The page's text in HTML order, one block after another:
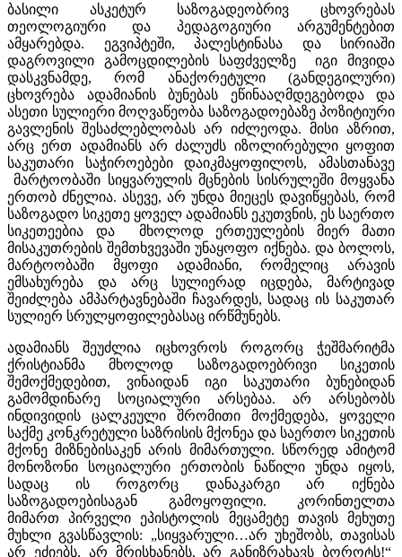
ბასილი ასკეტურ საზოგადეობრივ ცხოვრებას
თეოლოგიური და პედაგოგიური არგუმენტებით
ამყარებდა. ეგვიპტეში, პალესტინასა და სირიაში
დაგროვილი გამოცდილების საფძველზე იგი მივიდა
დასკვნამდე, რომ ანაქორეტული (განდეგილური)
ცხოვრება ადამიანის ბუნებას ეწინააღმდეგებოდა და
ასეთი სულიერი მოღვაწეობა საზოგადოებაზე პოზიტიური
გავლენის შესაძლებლობას არ იძლეოდა. მისი აზრით,
არც ერთ ადამიანს არ ძალუძს იზოლირებული ყოფით
საკუთარი საჭიროებები დაიკმაყოფილოს, ამასთანავე
მარტოობაში სიყვარულის მცნების სისრულეში მოყვანა
ერთობ ძნელია. ასევე, არ უნდა მიეცეს დავიწყებას, რომ
საზოგადო სიკეთე ყოველ ადამიანს ეკუთვნის, ეს საერთო
სიკეთეებია და მხოლოდ ერთეულების მიერ მათი
მისაკუთრების შემთხვევაში უნაყოფო იქნება. და ბოლოს,
მარტოობაში მყოფი ადამიანი, რომელიც არავის
ემსახურება და არც სულიერად იცდება, მარტივად
შეიძლება ამპარტავნებაში ჩავარდეს, სადაც ის საკუთარ
სულიერ სრულყოფილებასაც ირწმუნებს.
ადამიანს შეუძლია იცხოვროს როგორც ჭეშმარიტმა
ქრისტიანმა მხოლოდ საზოგადოებრივი სიკეთის
შემოქმედებით, ვინაიდან იგი საკუთარი ბუნებიდან
გამომდინარე სოციალური არსებაა. არ არსებობს
ინდივიდის ცალკეული შრომითი მოქმედება, ყოველი
საქმე კონკრეტული საზრისის მქონეა და საერთო სიკეთის
მქონე მიზნებისაკენ არის მიმართული. სწორედ ამიტომ
მონოზონი სოციალური ერთობის ნაწილი უნდა იყოს,
სადაც ის როგორც დანაკარგი არ იქნება
საზოგადოებისაგან გამოყოფილი. კორინთელთა
მიმართ პირველი ეპისტოლის მეცამეტე თავის მეხუთე
მუხლი გვასწავლის: „სიყვარული…არ უხეშობს, თავისას
არ ეძიებს, არ მრისხანებს, არ განიზრახავს ბოროტს!“